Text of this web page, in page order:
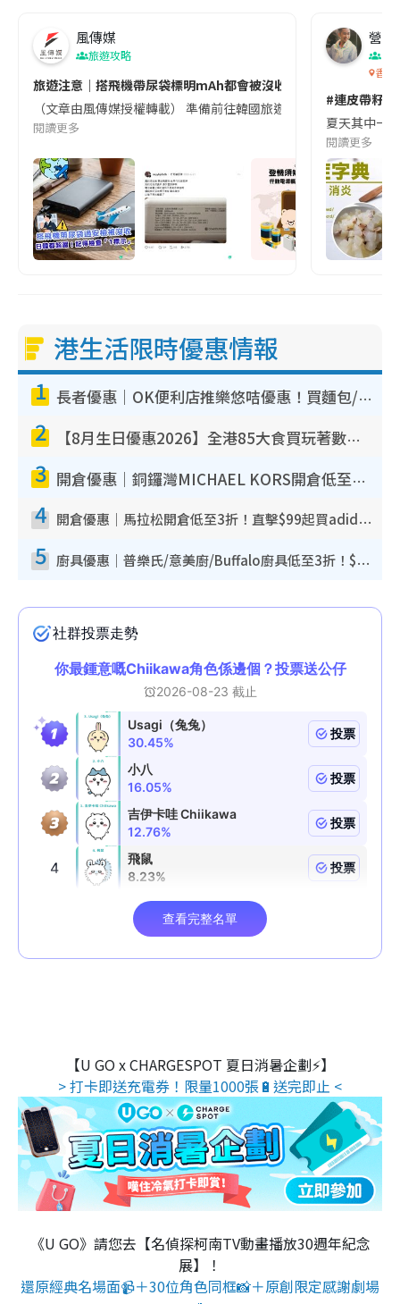
風傳媒
旅遊攻略
旅遊注意｜搭飛機帶尿袋標明mAh都會被沒收😱出發前切記檢查
（文章由風傳媒授權轉載） 準備前往韓國旅遊的民眾，近期要
閱讀更多
營養
香港
#連皮帶籽
夏天其中一
閱讀更多
港生活限時優惠情報
1 長者優惠｜OK便利店推樂悠咭優惠！買麵包/牛奶/保健品拍卡即減
2 【8月生日優惠2026】全港85大食買玩著數攻略 自助餐/火鍋放題同行免費＋誠品/DONKI送現金券
3 開倉優惠｜銅鑼灣MICHAEL KORS開倉低至17折！直擊$500起買手袋/銀包/鞋款 必買經典Jet Set系列
4 開倉優惠｜馬拉松開倉低至3折！直擊$99起買adidas／New Balance／Puma鞋款 STANLEY保溫杯劈價至$119起
5 廚具優惠｜普樂氏/意美廚/Buffalo廚具低至3折！$89起買煎鍋／炒鑊／個人鍋 同場小家電激減至$99起
【U GO x CHARGESPOT 夏日消暑企劃⚡】
> 打卡即送充電券！限量1000張🔋送完即止 <
《U GO》請您去【名偵探柯南TV動畫播放30週年紀念
展】！
還原經典名場面📹＋30位角色同框📸＋原創限定感謝劇場